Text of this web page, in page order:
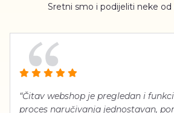
Sretni smo i podijeliti neke
“Čitav webshop je pregledan i
proces naručivanja jednostavan,